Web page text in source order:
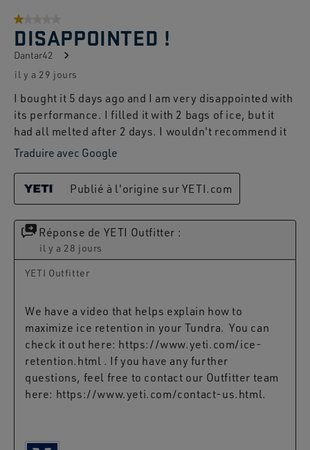
1 sur 5 étoiles.
DISAPPOINTED !
Dantar42
il y a 29 jours
I bought it 5 days ago and I am very disappointed with
its performance. I filled it with 2 bags of ice, but it
had all melted after 2 days. I wouldn't recommend it
Traduire avec Google
Publié à l'origine sur YETI.com
Réponse de YETI Outfitter :
il y a 28 jours
YETI Outfitter
We have a video that helps explain how to
maximize ice retention in your Tundra.  You can
check it out here: https://www.yeti.com/ice-
retention.html . If you have any further
questions, feel free to contact our Outfitter team
here: https://www.yeti.com/contact-us.html.